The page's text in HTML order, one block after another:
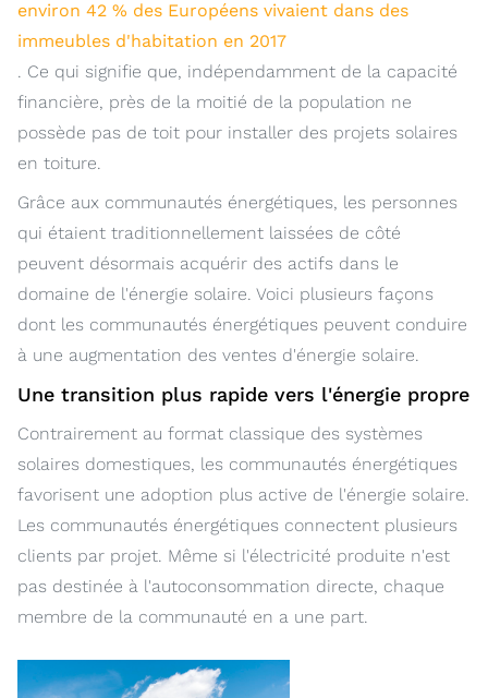
environ 42 % des Européens vivaient dans des
immeubles d'habitation en 2017
. Ce qui signifie que, indépendamment de la capacité
financière, près de la moitié de la population ne
possède pas de toit pour installer des projets solaires
en toiture.
Grâce aux communautés énergétiques, les personnes
qui étaient traditionnellement laissées de côté
peuvent désormais acquérir des actifs dans le
domaine de l'énergie solaire. Voici plusieurs façons
dont les communautés énergétiques peuvent conduire
à une augmentation des ventes d'énergie solaire.
Une transition plus rapide vers l'énergie propre
Contrairement au format classique des systèmes
solaires domestiques, les communautés énergétiques
favorisent une adoption plus active de l'énergie solaire.
Les communautés énergétiques connectent plusieurs
clients par projet. Même si l'électricité produite n'est
pas destinée à l'autoconsommation directe, chaque
membre de la communauté en a une part.